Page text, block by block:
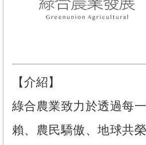
【介紹】
綠合農業致力於透過每
賴、農民驕傲、地球共